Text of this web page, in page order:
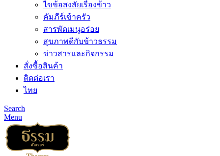
ไขข้อสงสัยเรื่องข้าว
คัมภีร์เข้าครัว
สารพัดเมนูอร่อย
สุขภาพดีกับข้าวธรรม
ข่าวสารและกิจกรรม
สั่งซื้อสินค้า
ติดต่อเรา
ไทย
Search
Menu